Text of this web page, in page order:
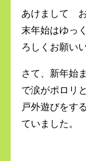
あけまして
末年始はゆっ
ろしくお願い
さて、新年始
で涙がポロリ
戸外遊びをす
ていました。